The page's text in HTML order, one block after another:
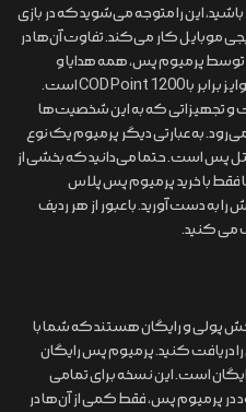
باشید، این را متوجه می‌شوید که در بازی
موبایل کار می‌کند. تفاوت آن‌ها در
توسط پرمیوم پس، همه هدایا و
پاداش‌ها را دریافت می‌کنید. ارزش این جوایز برابر با COD Point 1200 است.
و تجهیزاتی که به این شخصیت‌ها
به عبارتی دیگر پرمیوم یک نوع
پس است. حتما می‌‌دانید که بخشی از
فقط با خرید پرمیوم پس پلاس
به دست آورید. با عبور از هر ردیف
پولی و رایگان هستند که شما با
را دریافت کنید. پرمیوم پس رایگان
است. این نسخه برای تمامی
اما از 50 لول موجود در پرمیوم پس، فقط کمی از آن‌ها در